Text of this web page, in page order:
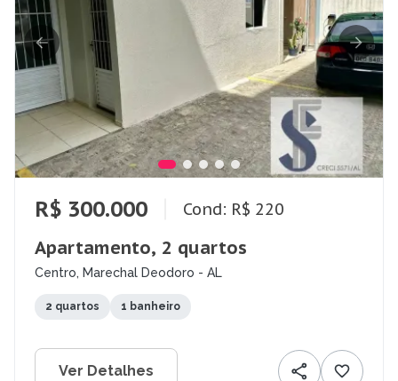
R$ 300.000 Cond: R$ 220
Apartamento, 2 quartos
Centro, Marechal Deodoro - AL
2 quartos 1 banheiro
Ver Detalhes